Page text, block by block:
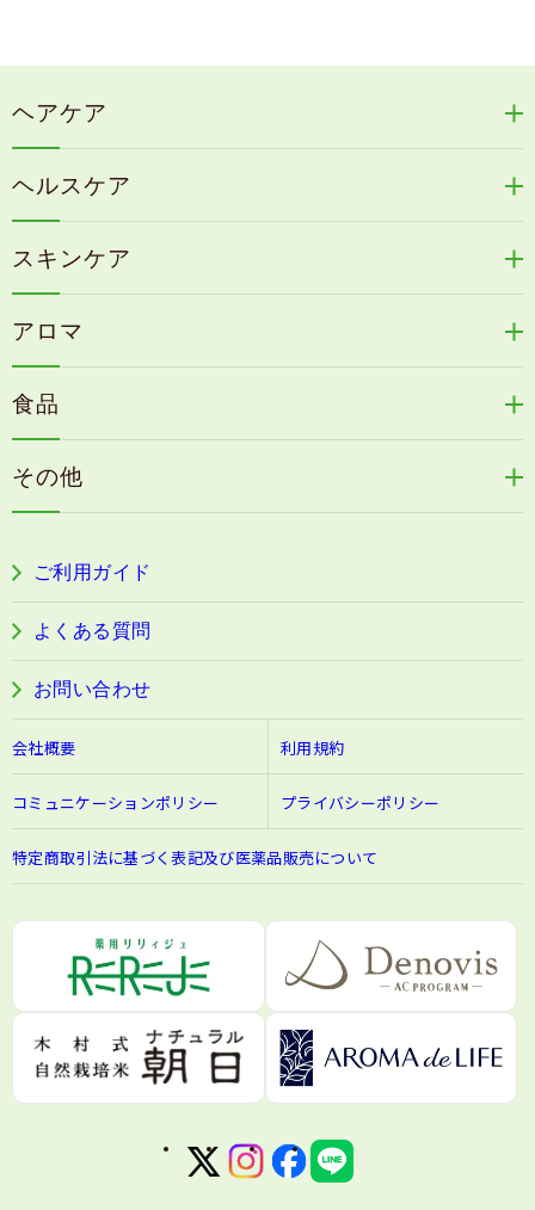
ヘアケア
冷感育毛エッセンス
リリィジュミスト
リリィジュサプリ
毛歓
ヘアケアその他
ヘルスケア
天の葉健康緑茶
カイアポシリーズ
速感伝統香醋
古家のにんにく
目の疲労感・首肩に感じる負担緩和サプリ
阿波晩茶
スキンケア
うる肌箋
フェミールホワイトNKB
アロマ
浦上式アロマシリーズ
色彩マスク
食品
その他
ご利用ガイド
よくある質問
お問い合わせ
会社概要 利用規約
コミュニケーションポリシー プライバシーポリシー
特定商取引法に基づく表記及び医薬品販売について